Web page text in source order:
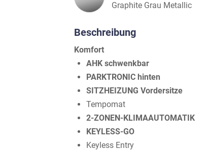
Graphite Grau Metallic
Beschreibung
Komfort
AHK schwenkbar
PARKTRONIC hinten
SITZHEIZUNG Vordersitze
Tempomat
2-ZONEN-KLIMAAUTOMATIK
KEYLESS-GO
Keyless Entry